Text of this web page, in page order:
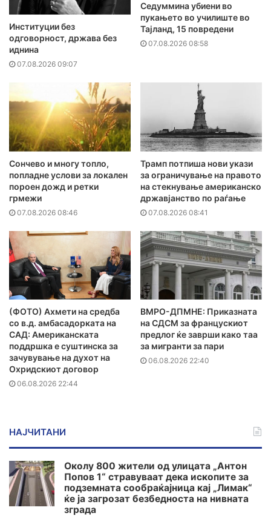
Институции без
одговорност, држава без
иднина
07.08.2026 09:07
Седуммина убиени во
пукањето во училиште во
Тајланд, 15 повредени
07.08.2026 08:58
Сончево и многу топло,
попладне услови за локален
пороен дожд и ретки
грмежи
07.08.2026 08:46
Трамп потпиша нови укази
за ограничување на правото
на стекнување американско
државјанство по раѓање
07.08.2026 08:41
(ФОТО) Ахмети на средба
со в.д. амбасадорката на
САД: Американската
поддршка е суштинска за
зачувување на духот на
Охридскиот договор
06.08.2026 22:44
ВМРО-ДПМНЕ: Приказната
на СДСМ за францускиот
предлог ќе заврши како таа
за мигранти за пари
06.08.2026 22:40
НАЈЧИТАНИ
Околу 800 жители од улицата „Антон
Попов 1“ стравуваат дека ископите за
подземната сообраќајница кај „Лимак“
ќе ја загрозат безбедноста на нивната
зграда